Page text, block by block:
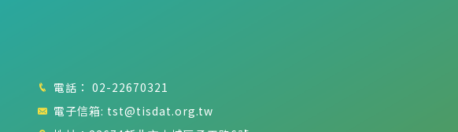
電話： 02-22670321
電子信箱: tst@tisdat.org.tw